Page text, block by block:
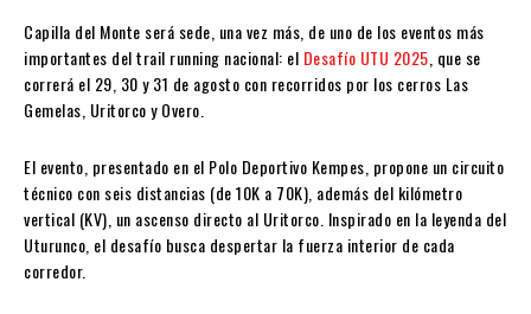
Capilla del Monte será sede, una vez más, de uno de los eventos más
importantes del trail running nacional: el Desafío UTU 2025, que se
correrá el 29, 30 y 31 de agosto con recorridos por los cerros Las
Gemelas, Uritorco y Overo.
El evento, presentado en el Polo Deportivo Kempes, propone un circuito
técnico con seis distancias (de 10K a 70K), además del kilómetro
vertical (KV), un ascenso directo al Uritorco. Inspirado en la leyenda del
Uturunco, el desafío busca despertar la fuerza interior de cada
corredor.